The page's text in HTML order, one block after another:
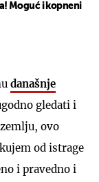
Moguć i kopneni
današnje
gledati i
ovo
od istrage
i pravedno i